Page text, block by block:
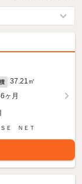
37.21㎡
ヶ月
Ｅ ＮＥＴ